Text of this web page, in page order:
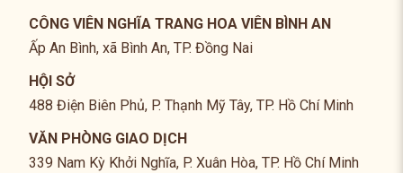
CÔNG VIÊN NGHĨA TRANG HOA VIÊN BÌNH AN
Ấp An Bình, xã Bình An, TP. Đồng Nai
HỘI SỞ
488 Điện Biên Phủ, P. Thạnh Mỹ Tây, TP. Hồ Chí Minh
VĂN PHÒNG GIAO DỊCH
339 Nam Kỳ Khởi Nghĩa, P. Xuân Hòa, TP. Hồ Chí Minh